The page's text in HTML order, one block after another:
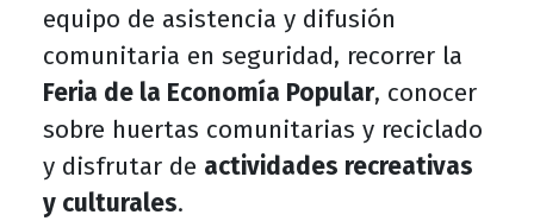
equipo de asistencia y difusión
comunitaria en seguridad, recorrer la
Feria de la Economía Popular, conocer
sobre huertas comunitarias y reciclado
y disfrutar de actividades recreativas
y culturales.